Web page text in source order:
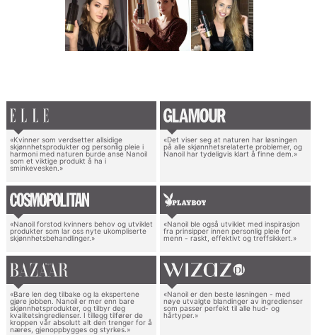
«Kvinner som verdsetter allsidige
skjønnhetsprodukter og personlig pleie i
harmoni med naturen burde anse Nanoil
som et viktige produkt å ha i
sminkevesken.»
«Det viser seg at naturen har løsningen
på alle skjønnhetsrelaterte problemer, og
Nanoil har tydeligvis klart å finne dem.»
«Nanoil forstod kvinners behov og utviklet
produkter som lar oss nyte ukompliserte
skjønnhetsbehandlinger.»
«Nanoil ble også utviklet med inspirasjon
fra prinsipper innen personlig pleie for
menn - raskt, effektivt og treffsikkert.»
«Bare len deg tilbake og la ekspertene
gjøre jobben. Nanoil er mer enn bare
skjønnhetsprodukter, og tilbyr deg
kvalitetsingredienser. I tillegg tilfører de
kroppen vår absolutt alt den trenger for å
næres, gjenoppbygges og styrkes.»
«Nanoil er den beste løsningen - med
nøye utvalgte blandinger av ingredienser
som passer perfekt til alle hud- og
hårtyper.»